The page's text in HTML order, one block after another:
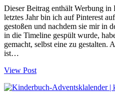
Dieser Beitrag enthält Werbung
letztes Jahr bin ich auf Pinterest
gestoßen und nachdem sie mir in
in die Timeline gespült wurde,
gemacht, selbst eine zu gestalten.
ist…
View Post